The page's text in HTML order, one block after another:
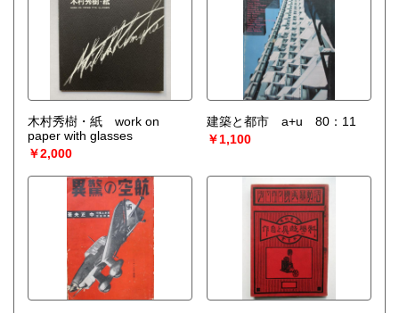
木村秀樹・紙 work on
paper with glasses
￥2,000
建築と都市 a+u 80：11
￥1,100